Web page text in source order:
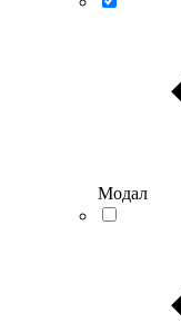
Модал